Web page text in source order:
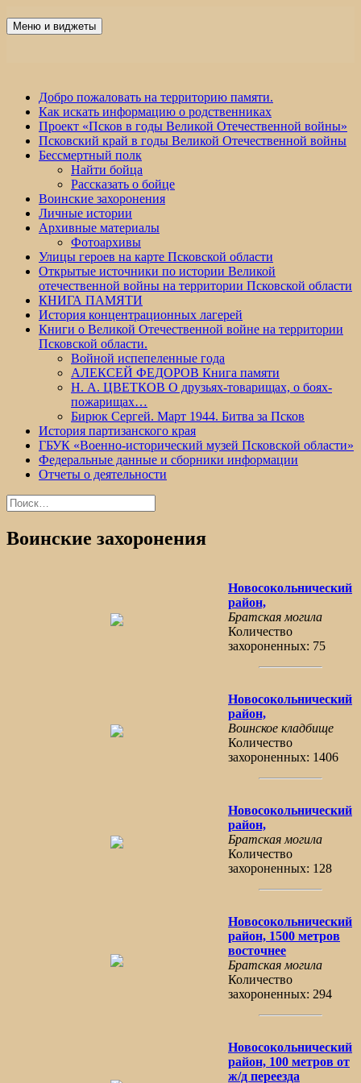
Победа 60
Меню и виджеты
Добро пожаловать на территорию памяти.
Как искать информацию о родственниках
Проект «Псков в годы Великой Отечественной войны»
Псковский край в годы Великой Отечественной войны
Бессмертный полк
Найти бойца
Рассказать о бойце
Воинские захоронения
Личные истории
Архивные материалы
Фотоархивы
Улицы героев на карте Псковской области
Открытые источники по истории Великой
отечественной войны на территории Псковской области
КНИГА ПАМЯТИ
История концентрационных лагерей
Книги о Великой Отечественной войне на территории
Псковской области.
Войной испепеленные года
АЛЕКСЕЙ ФЕДОРОВ Книга памяти
Н. А. ЦВЕТКОВ О друзьях-товарищах, о боях-
пожарищах…
Бирюк Сергей. Март 1944. Битва за Псков
История партизанского края
ГБУК «Военно-исторический музей Псковской области»
Федеральные данные и сборники информации
Отчеты о деятельности
Найти:
Воинские захоронения
Новосокольнический
район,
Братская могила
Количество
захороненных: 75
Новосокольнический
район,
Воинское кладбище
Количество
захороненных: 1406
Новосокольнический
район,
Братская могила
Количество
захороненных: 128
Новосокольнический
район, 1500 метров
восточнее
Братская могила
Количество
захороненных: 294
Новосокольнический
район, 100 метров от
ж/д переезда